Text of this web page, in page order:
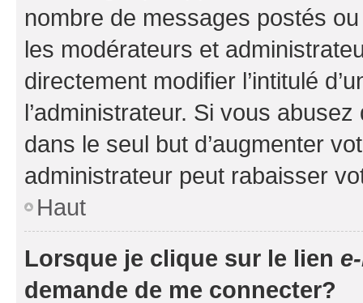
nombre de messages postés
les modérateurs et
directement modifier l’intitulé
l’administrateur. Si vous
dans le seul but d’augmenter
administrateur peut rabaisser
Haut
Lorsque je clique sur le lien
demande de me connecter?